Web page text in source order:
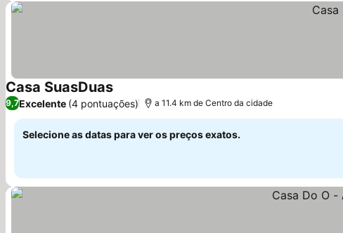
Casa SuasDuasVer preços
9,7Excelente (4 pontuações) a 11.4 km de Centro da cidade
Selecione as datas para ver os preços exatos.